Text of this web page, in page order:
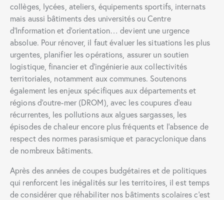
collèges, lycées, ateliers, équipements sportifs, internats
mais aussi bâtiments des universités ou Centre
d’Information et d’orientation… devient une urgence
absolue. Pour rénover, il faut évaluer les situations les plus
urgentes, planifier les opérations, assurer un soutien
logistique, financier et d’ingénierie aux collectivités
territoriales, notamment aux communes. Soutenons
également les enjeux spécifiques aux départements et
régions d’outre-mer (DROM), avec les coupures d’eau
récurrentes, les pollutions aux algues sargasses, les
épisodes de chaleur encore plus fréquents et l’absence de
respect des normes parasismique et paracyclonique dans
de nombreux bâtiments.
Après des années de coupes budgétaires et de politiques
qui renforcent les inégalités sur les territoires, il est temps
de considérer que réhabiliter nos bâtiments scolaires c’est